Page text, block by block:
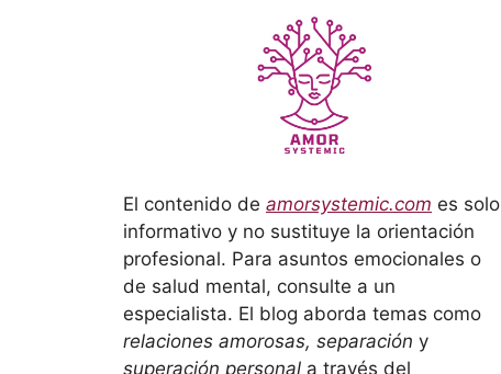
El contenido de amorsystemic.com es solo
informativo y no sustituye la orientación
profesional. Para asuntos emocionales o
de salud mental, consulte a un
especialista. El blog aborda temas como
relaciones amorosas, separación y
superación personal a través del